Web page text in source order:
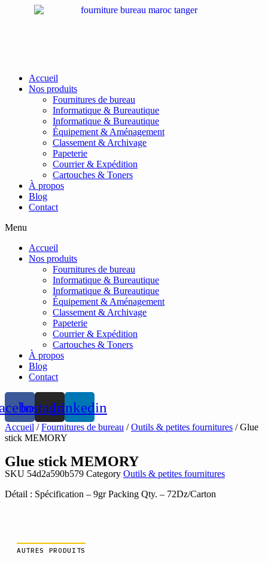
Accueil
Nos produits
Fournitures de bureau
Informatique & Bureautique
Informatique & Bureautique
Équipement & Aménagement
Classement & Archivage
Papeterie
Courrier & Expédition
Cartouches & Toners
À propos
Blog
Contact
Menu
Accueil
Nos produits
Fournitures de bureau
Informatique & Bureautique
Informatique & Bureautique
Équipement & Aménagement
Classement & Archivage
Papeterie
Courrier & Expédition
Cartouches & Toners
À propos
Blog
Contact
InstagramLinkedin
Accueil /Fournitures de bureau /Outils & petites fournitures / Glue
stick MEMORY
Glue stick MEMORY
SKU 54d2a590b579 Category Outils & petites fournitures
Détail : Spécification – 9gr Packing Qty. – 72Dz/Carton
AUTRES PRODUITS